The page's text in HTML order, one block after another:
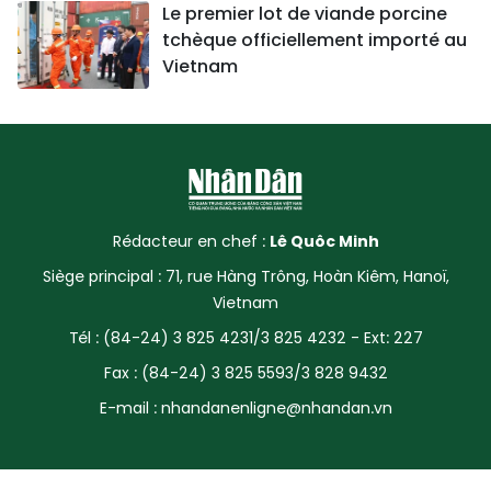
Le premier lot de viande porcine
tchèque officiellement importé au
Vietnam
Rédacteur en chef : Lê Quôc Minh
Siège principal : 71, rue Hàng Trông, Hoàn Kiêm, Hanoï,
Vietnam
Tél : (84-24) 3 825 4231/3 825 4232 - Ext: 227
Fax : (84-24) 3 825 5593/3 828 9432
E-mail : nhandanenligne@nhandan.vn